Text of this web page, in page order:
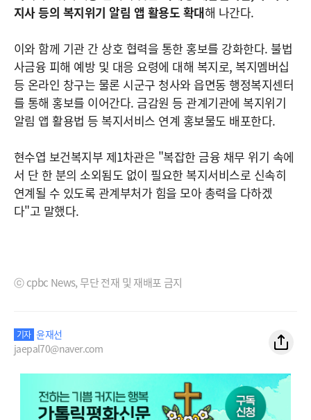
지사 등의 복지위기 알림 앱 활용도 확대해 나간다.
이와 함께 기관 간 상호 협력을 통한 홍보를 강화한다. 불법
사금융 피해 예방 및 대응 요령에 대해 복지로, 복지멤버십
등 온라인 창구는 물론 시군구 청사와 읍면동 행정복지센터
를 통해 홍보를 이어간다. 금감원 등 관계기관에 복지위기
알림 앱 활용법 등 복지서비스 연계 홍보물도 배포한다.
현수엽 보건복지부 제1차관은 "복잡한 금융 채무 위기 속에
서 단 한 분의 소외됨도 없이 필요한 복지서비스로 신속히
연계될 수 있도록 관계부처가 힘을 모아 총력을 다하겠
다"고 말했다.
ⓒ cpbc News, 무단 전재 및 재배포 금지
기자 윤재선
jaepal70@naver.com